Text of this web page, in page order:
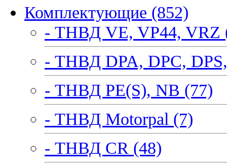
Комплектующие (852)
- ТНВД VE, VP44, VRZ
- ТНВД DPA, DPC,
- ТНВД PE(S), NB (77)
- ТНВД Motorpal (7)
- ТНВД CR (48)